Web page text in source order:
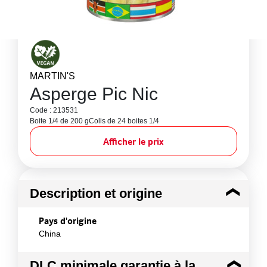
MARTIN'S
Asperge Pic Nic
Code : 213531
Boite 1/4 de 200 gColis de 24 boites 1/4
Afficher le prix
Description et origine
Pays d'origine
China